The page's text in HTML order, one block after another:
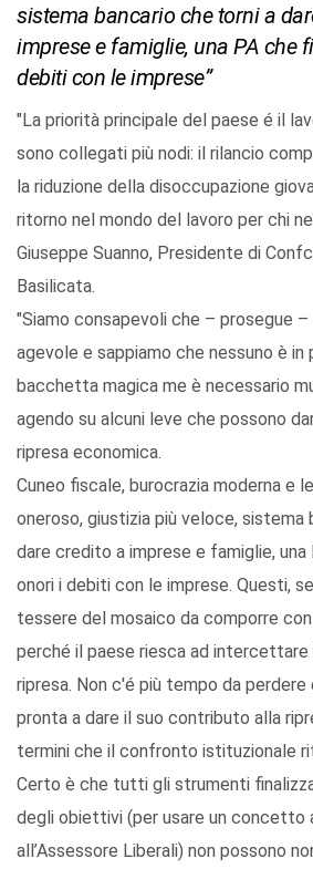
sistema bancario che torni a
imprese e famiglie, una PA che
debiti con le imprese”
"La priorità principale del paese é il
sono collegati più nodi: il rilancio
la riduzione della disoccupazione
ritorno nel mondo del lavoro per chi
Giuseppe Suanno, Presidente di
Basilicata.
"Siamo consapevoli che – prosegue
agevole e sappiamo che nessuno è in
bacchetta magica me è necessario
agendo su alcuni leve che possono
ripresa economica.
Cuneo fiscale, burocrazia moderna e
oneroso, giustizia più veloce, sistema
dare credito a imprese e famiglie,
onori i debiti con le imprese. Questi,
tessere del mosaico da comporre
perché il paese riesca ad intercettare
ripresa. Non c'é più tempo da perdere
pronta a dare il suo contributo alla
termini che il confronto istituzionale
Certo è che tutti gli strumenti
degli obiettivi (per usare un concetto
all’Assessore Liberali) non possono